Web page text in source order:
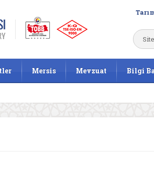
Mersis Mevzuat Bilgi